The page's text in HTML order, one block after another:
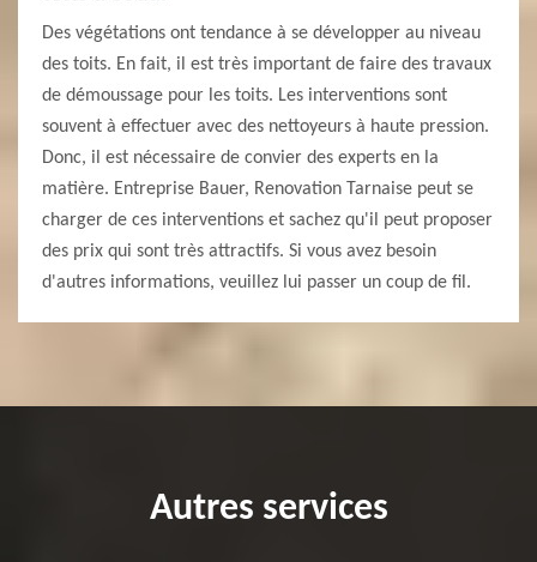
Des végétations ont tendance à se développer au niveau
des toits. En fait, il est très important de faire des travaux
de démoussage pour les toits. Les interventions sont
souvent à effectuer avec des nettoyeurs à haute pression.
Donc, il est nécessaire de convier des experts en la
matière. Entreprise Bauer, Renovation Tarnaise peut se
charger de ces interventions et sachez qu'il peut proposer
des prix qui sont très attractifs. Si vous avez besoin
d'autres informations, veuillez lui passer un coup de fil.
Autres services